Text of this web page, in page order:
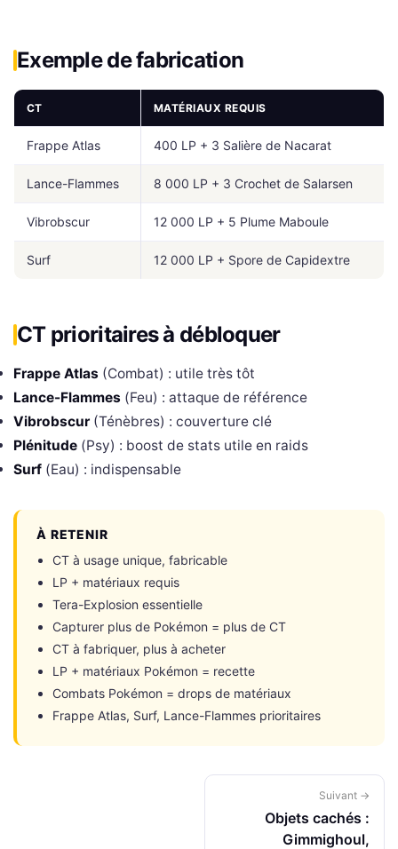
Exemple de fabrication
CT MATÉRIAUX REQUIS
Frappe Atlas 400 LP + 3 Salière de Nacarat
Lance-Flammes 8 000 LP + 3 Crochet de Salarsen
Vibrobscur 12 000 LP + 5 Plume Maboule
Surf 12 000 LP + Spore de Capidextre
CT prioritaires à débloquer
Frappe Atlas (Combat) : utile très tôt
Lance-Flammes (Feu) : attaque de référence
Vibrobscur (Ténèbres) : couverture clé
Plénitude (Psy) : boost de stats utile en raids
Surf (Eau) : indispensable
À RETENIR
CT à usage unique, fabricable
LP + matériaux requis
Tera-Explosion essentielle
Capturer plus de Pokémon = plus de CT
CT à fabriquer, plus à acheter
LP + matériaux Pokémon = recette
Combats Pokémon = drops de matériaux
Frappe Atlas, Surf, Lance-Flammes prioritaires
Suivant →
Objets cachés :
Gimmighoul,